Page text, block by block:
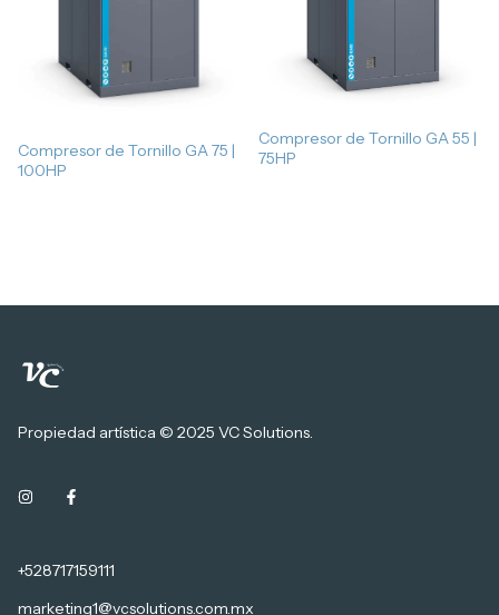
Compresor de Tornillo GA 75 |
100HP
Compresor de Tornillo GA 55 |
75HP
Propiedad artística © 2025 VC Solutions.
+528717159111
marketing1@vcsolutions.com.mx